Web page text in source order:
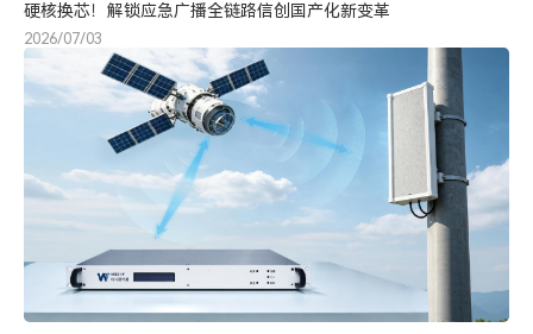
硬核换芯！解锁应急广播全链路信创国产化新变革
2026/07/03